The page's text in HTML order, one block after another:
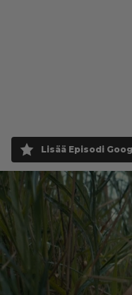
Lisää Episodi